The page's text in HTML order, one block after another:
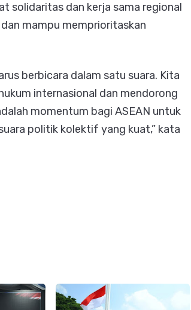
solidaritas dan kerja sama regional
mampu memprioritaskan
berbicara dalam satu suara. Kita
internasional dan mendorong
momentum bagi ASEAN untuk
politik kolektif yang kuat,” kata